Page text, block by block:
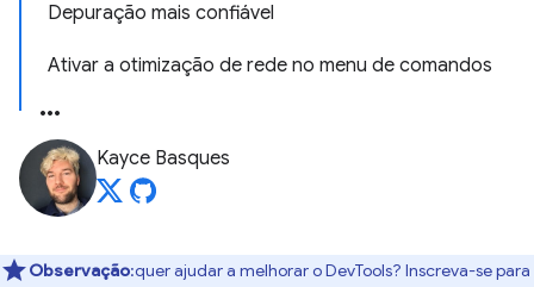
Depuração mais confiável
Ativar a otimização de rede no menu de comandos
Kayce Basques
Observação:quer ajudar a melhorar o DevTools? Inscreva-se para